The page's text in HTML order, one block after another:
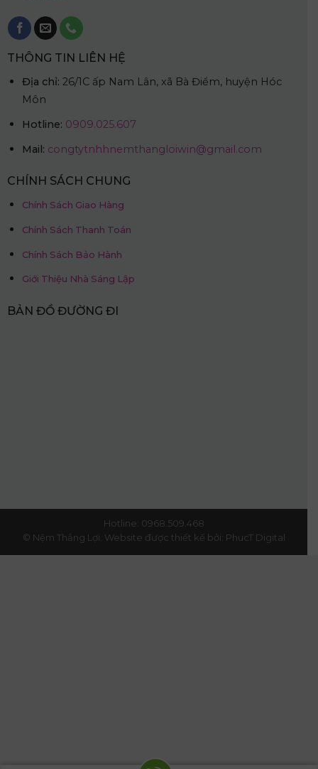
THÔNG TIN LIÊN HỆ
Địa chỉ: 26/1C ấp Nam Lân, xã Bà Điểm, huyện Hóc
Môn
Hotline: 0909.025.607
Mail: congtytnhhnemthangloiwin@gmail.com
CHÍNH SÁCH CHUNG
Chính Sách Giao Hàng
Chính Sách Thanh Toán
Chính Sách Bảo Hành
Giới Thiệu Nhà Sáng Lập
BẢN ĐỒ ĐƯỜNG ĐI
Hotline: 0968.509.468
© Nệm Thắng Lợi. Website được thiết kế bởi: PhucT Digital